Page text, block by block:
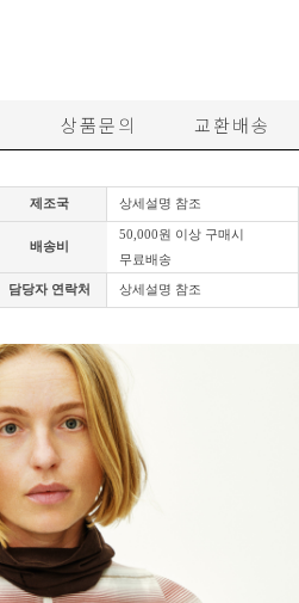
상품문의 교환배송
제조국 상세설명 참조
배송비
50,000원 이상 구매시
무료배송
담당자 연락처 상세설명 참조